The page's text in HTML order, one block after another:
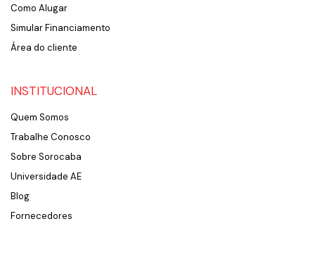
Como Alugar
Simular Financiamento
Área do cliente
INSTITUCIONAL
Quem Somos
Trabalhe Conosco
Sobre Sorocaba
Universidade AE
Blog
Fornecedores